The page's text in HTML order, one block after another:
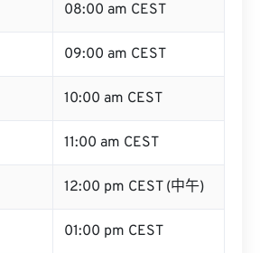
08:00 am CEST
09:00 am CEST
10:00 am CEST
11:00 am CEST
12:00 pm CEST (中午)
01:00 pm CEST